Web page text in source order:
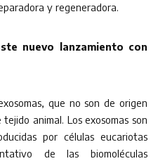
y regeneradora.
nuevo lanzamiento con
que no son de origen
animal. Los exosomas son
por células eucariotas
de las biomoléculas